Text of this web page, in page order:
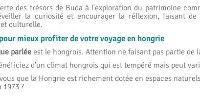
des trésors de Buda à l'exploration du patrimoine
la curiosité et encourager la réflexion, faisant
culturelle.
mieux profiter de votre voyage en hongrie
parlée est le hongrois. Attention ne faisant pas partie de
d'un climat hongrois qui est tempéré mais peut
que la Hongrie est richement dotée en espaces
1973 ?